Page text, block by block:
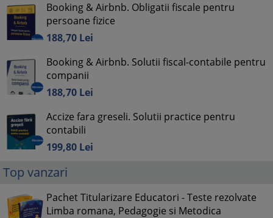
Booking & Airbnb. Obligatii fiscale pentru
persoane fizice
188,70 Lei
Booking & Airbnb. Solutii fiscal-contabile pentru
companii
188,70 Lei
Accize fara greseli. Solutii practice pentru
contabili
199,80 Lei
Top vanzari
Pachet Titularizare Educatori - Teste rezolvate
Limba romana, Pedagogie si Metodica